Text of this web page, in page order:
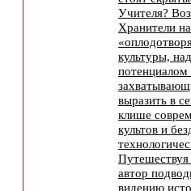
Учителя?
Хранители
культуры,
потенциалом
выразить в
клише
культов и
автор
видению